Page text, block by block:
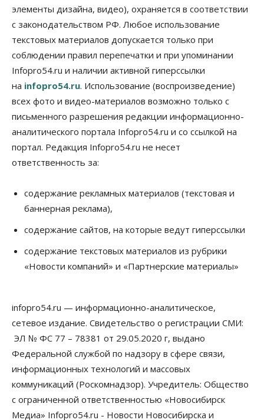
Общество
«За тех, у кого от 270 баллов,
настоящая борьба»: вузы настойчиво
обзванивают новосибирских высокобалльников
перед зачислением
06 Августа 2026, 13:00
Власть
Режим ЧС ввели в Омской области из-за засухи
06 Августа 2026, 12:15
Новосибирск готовится к визиту Владимира
Путина
Бизнес Недвижимость Общество
Росреестр назвал главные причины
06 Августа 2026, 12:00
Телекоммуникации
В 16 населённых пунктах Мошковского района
Бизнес Право&Порядок
Злоумышленники опять атакуют
новосибирские компании через электронную
почту
06 Августа 2026, 11:00
Общество
Медики готовятся к второму пику активности
клещей в Новосибирской области
06 Августа 2026, 10:00
элементы дизайна, видео), охраняется в соответствии
с законодательством РФ. Любое использование
текстовых материалов допускается только при
соблюдении правил перепечатки и при упоминании
Infopro54.ru и наличии активной гиперссылки
на infopro54.ru. Использование (воспроизведение)
всех фото и видео-материалов возможно только с
письменного разрешения редакции информационно-
аналитического портала Infopro54.ru и со ссылкой на
портал. Редакция Infopro54.ru не несет
ответственность за:
содержание рекламных материалов (текстовая и
баннерная реклама),
содержание сайтов, на которые ведут гиперссылки
содержание текстовых материалов из рубрики
«Новости компаний» и «Партнерские материалы»
infopro54.ru — информационно-аналитическое,
сетевое издание. Свидетельство о регистрации СМИ:
ЭЛ № ФС 77 – 78381 от 29.05.2020 г, выдано
Федеральной службой по надзору в сфере связи,
информационных технологий и массовых
коммуникаций (Роскомнадзор). Учредитель: Общество
с ограниченной ответственностью «Новосибирск
Медиа» Infopro54.ru - Новости Новосибирска и